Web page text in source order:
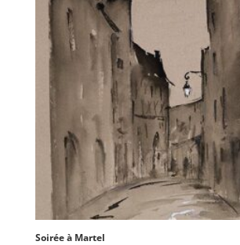
Soirée à Martel